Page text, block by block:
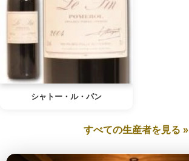
シャトー・ル・パン
すべての生産者を見る »